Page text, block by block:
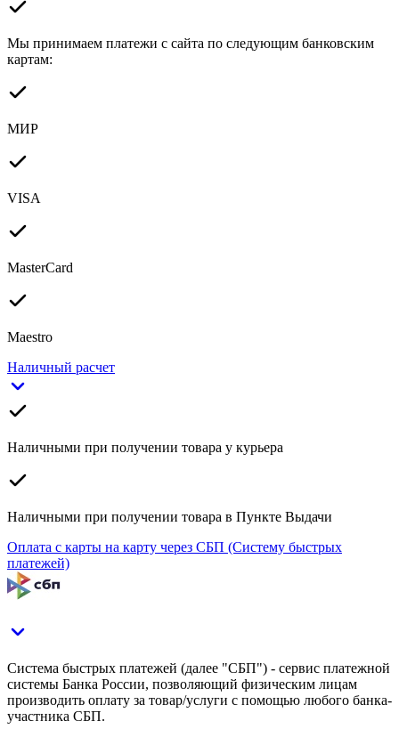
Мы принимаем платежи с сайта по следующим банковским
картам:
МИР
VISA
MasterCard
Maestro
Наличный расчет
Наличными при получении товара у курьера
Наличными при получении товара в Пункте Выдачи
Оплата с карты на карту через СБП (Систему быстрых
платежей)
Система быстрых платежей (далее "СБП") - сервис платежной
системы Банка России, позволяющий физическим лицам
производить оплату за товар/услуги с помощью любого банка-
участника СБП.